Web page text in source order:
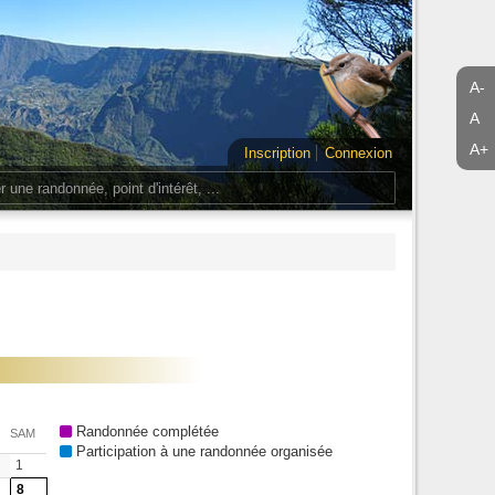
A-
A
A+
Inscription
Connexion
SAM
1
8
Randonnée complétée
Participation à une randonnée organisée